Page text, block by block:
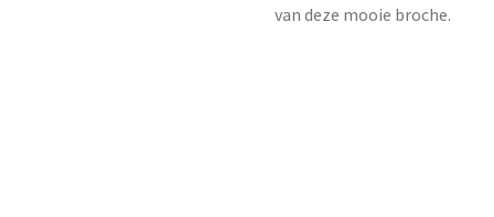
van deze mooie broche.